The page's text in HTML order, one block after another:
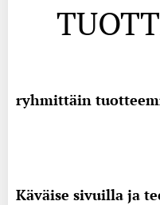
ryhmittäin
Käväise sivuilla ja